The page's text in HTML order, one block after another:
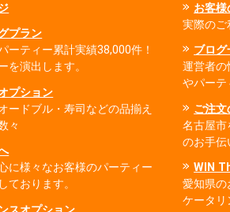
プラン
ーティー累計実績38,000件！
を演出します。
プション
ードブル・寿司などの品揃え
々
に様々なお客様のパーティー
ております。
お客様
実際のご
ブログ
運営者の
やパーテ
ご注文
名古屋市
のお手伝
WIN
愛知県の
ケータリ